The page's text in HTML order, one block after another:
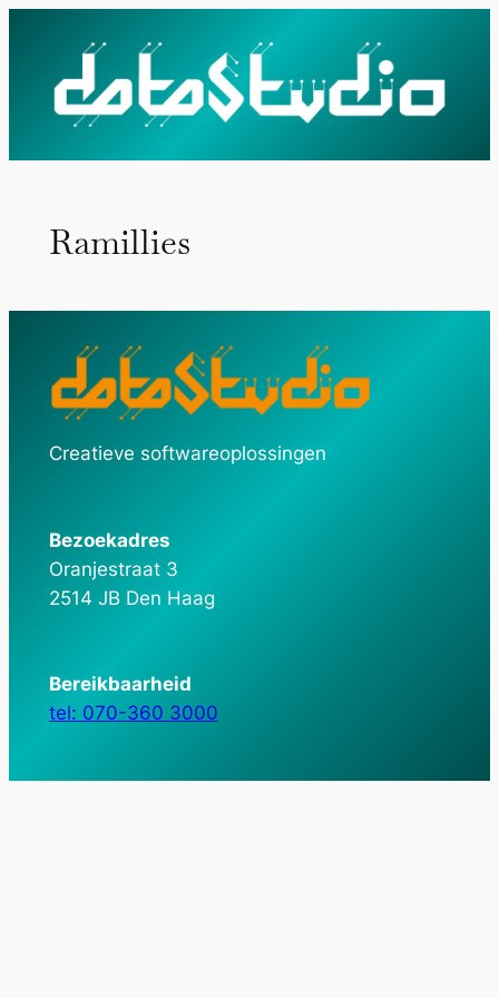
inhoud
Ramillies
Creatieve softwareoplossingen
Bezoekadres
Oranjestraat 3
2514 JB Den Haag
Bereikbaarheid
tel: 070-360 3000